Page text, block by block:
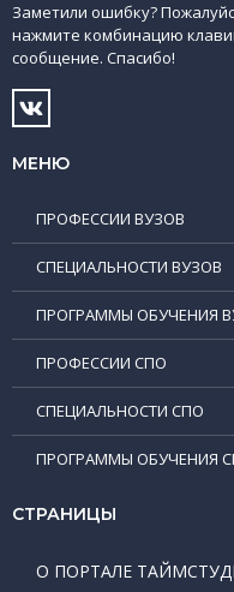
Заметили ошибку?
нажмите комбинацию
сообщение. Спасибо!
МЕНЮ
ПРОФЕССИИ ВУЗОВ
СПЕЦИАЛЬНОСТИ ВУЗОВ
ПРОГРАММЫ ОБУЧЕНИЯ
ПРОФЕССИИ СПО
СПЕЦИАЛЬНОСТИ СПО
ПРОГРАММЫ ОБУЧЕНИЯ
СТРАНИЦЫ
О ПОРТАЛЕ